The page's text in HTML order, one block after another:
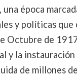
época
y políticas que
Octubre de
y la instauración
de millones